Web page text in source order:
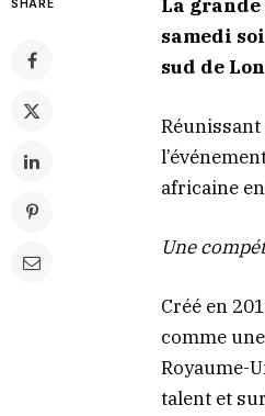
SHARE
La
samedi
sud de
Réunissant
africaine
Une
Créé en
comme
Royaume-
talent et